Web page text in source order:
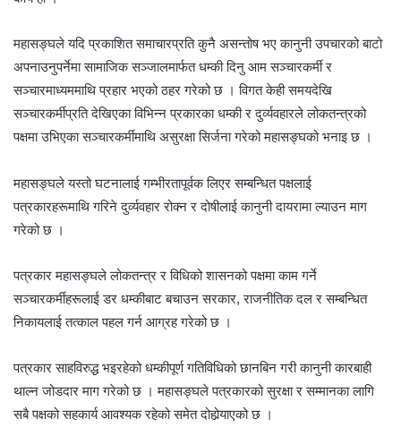
महासङ्घले यदि प्रकाशित समाचारप्रति कुनै असन्तोष भए कानुनी उपचारको बाटो
अपनाउनुपर्नेमा सामाजिक सञ्जालमार्फत धम्की दिनु आम सञ्चारकर्मी र
सञ्चारमाध्यममाथि प्रहार भएको ठहर गरेको छ । विगत केही समयदेखि
सञ्चारकर्मीप्रति देखिएका विभिन्न प्रकारका धम्की र दुर्व्यवहारले लोकतन्त्रको
पक्षमा उभिएका सञ्चारकर्मीमाथि असुरक्षा सिर्जना गरेको महासङ्घको भनाइ छ ।
महासङ्घले यस्तो घटनालाई गम्भीरतापूर्वक लिएर सम्बन्धित पक्षलाई
पत्रकारहरूमाथि गरिने दुर्व्यवहार रोक्न र दोषीलाई कानुनी दायरामा ल्याउन माग
गरेको छ ।
पत्रकार महासङ्घले लोकतन्त्र र विधिको शासनको पक्षमा काम गर्ने
सञ्चारकर्मीहरूलाई डर धम्कीबाट बचाउन सरकार, राजनीतिक दल र सम्बन्धित
निकायलाई तत्काल पहल गर्न आग्रह गरेको छ ।
पत्रकार साहविरुद्ध भइरहेको धम्कीपूर्ण गतिविधिको छानबिन गरी कानुनी कारबाही
थाल्न जोडदार माग गरेको छ । महासङ्घले पत्रकारको सुरक्षा र सम्मानका लागि
सबै पक्षको सहकार्य आवश्यक रहेको समेत दोहोर्‍याएको छ ।